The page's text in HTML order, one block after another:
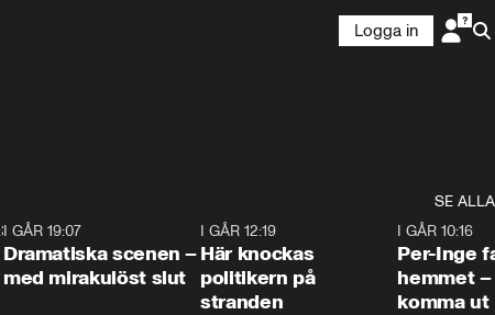
Logga in
SE ALLA
I GÅR 19:07
Dramatiska scenen –
med mirakulöst slut
I GÅR 12:19
Här knockas
politikern på
stranden
I GÅR 10:16
Per-Inge
hemmet
komma ut